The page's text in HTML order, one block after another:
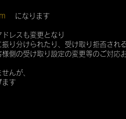
になります
レスも変更となり
り分けられたり、受け取り拒否され
側の受け取り設定の変更等のご対応
んが、
ます